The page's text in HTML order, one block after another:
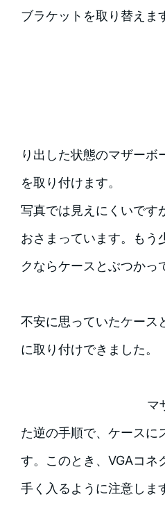
ブラケットを取り替えま
り出した状態のマザーボ
を取り付けます。
写真では見えにくいです
おさまっています。もう
クならケースとぶつかっ
不安に思っていたケース
に取り付けできました。
マ
た逆の手順で、ケースに
す。このとき、VGAコネ
手く入るように注意しま